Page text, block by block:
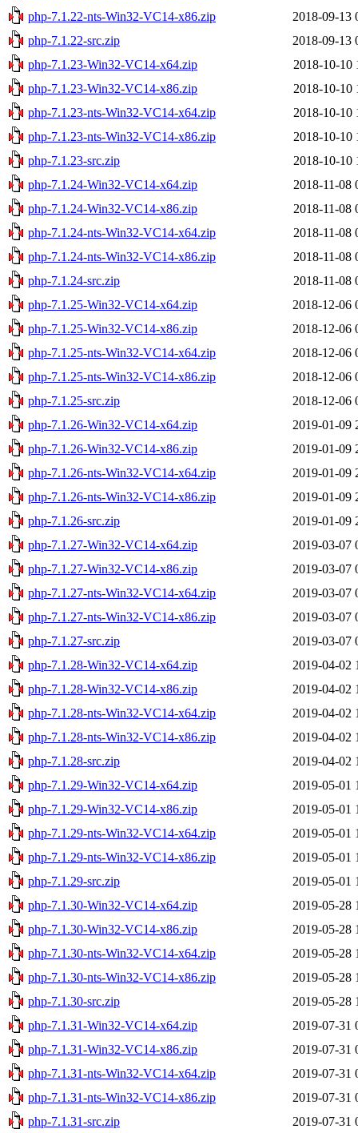
php-7.1.22-nts-Win32-VC14-x86.zip
2018-09-13
php-7.1.22-src.zip
2018-09-13
php-7.1.23-Win32-VC14-x64.zip
2018-10-10
php-7.1.23-Win32-VC14-x86.zip
2018-10-10
php-7.1.23-nts-Win32-VC14-x64.zip
2018-10-10
php-7.1.23-nts-Win32-VC14-x86.zip
2018-10-10
php-7.1.23-src.zip
2018-10-10
php-7.1.24-Win32-VC14-x64.zip
2018-11-08
php-7.1.24-Win32-VC14-x86.zip
2018-11-08
php-7.1.24-nts-Win32-VC14-x64.zip
2018-11-08
php-7.1.24-nts-Win32-VC14-x86.zip
2018-11-08
php-7.1.24-src.zip
2018-11-08
php-7.1.25-Win32-VC14-x64.zip
2018-12-06
php-7.1.25-Win32-VC14-x86.zip
2018-12-06
php-7.1.25-nts-Win32-VC14-x64.zip
2018-12-06
php-7.1.25-nts-Win32-VC14-x86.zip
2018-12-06
php-7.1.25-src.zip
2018-12-06
php-7.1.26-Win32-VC14-x64.zip
2019-01-09
php-7.1.26-Win32-VC14-x86.zip
2019-01-09
php-7.1.26-nts-Win32-VC14-x64.zip
2019-01-09
php-7.1.26-nts-Win32-VC14-x86.zip
2019-01-09
php-7.1.26-src.zip
2019-01-09
php-7.1.27-Win32-VC14-x64.zip
2019-03-07
php-7.1.27-Win32-VC14-x86.zip
2019-03-07
php-7.1.27-nts-Win32-VC14-x64.zip
2019-03-07
php-7.1.27-nts-Win32-VC14-x86.zip
2019-03-07
php-7.1.27-src.zip
2019-03-07
php-7.1.28-Win32-VC14-x64.zip
2019-04-02
php-7.1.28-Win32-VC14-x86.zip
2019-04-02
php-7.1.28-nts-Win32-VC14-x64.zip
2019-04-02
php-7.1.28-nts-Win32-VC14-x86.zip
2019-04-02
php-7.1.28-src.zip
2019-04-02
php-7.1.29-Win32-VC14-x64.zip
2019-05-01
php-7.1.29-Win32-VC14-x86.zip
2019-05-01
php-7.1.29-nts-Win32-VC14-x64.zip
2019-05-01
php-7.1.29-nts-Win32-VC14-x86.zip
2019-05-01
php-7.1.29-src.zip
2019-05-01
php-7.1.30-Win32-VC14-x64.zip
2019-05-28
php-7.1.30-Win32-VC14-x86.zip
2019-05-28
php-7.1.30-nts-Win32-VC14-x64.zip
2019-05-28
php-7.1.30-nts-Win32-VC14-x86.zip
2019-05-28
php-7.1.30-src.zip
2019-05-28
php-7.1.31-Win32-VC14-x64.zip
2019-07-31
php-7.1.31-Win32-VC14-x86.zip
2019-07-31
php-7.1.31-nts-Win32-VC14-x64.zip
2019-07-31
php-7.1.31-nts-Win32-VC14-x86.zip
2019-07-31
php-7.1.31-src.zip
2019-07-31